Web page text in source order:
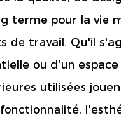
terme pour la vie
de travail. Qu'il
ou d'un
utilisées